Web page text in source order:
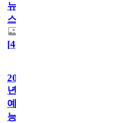
뉴
스
[4]
2000
년
예
능